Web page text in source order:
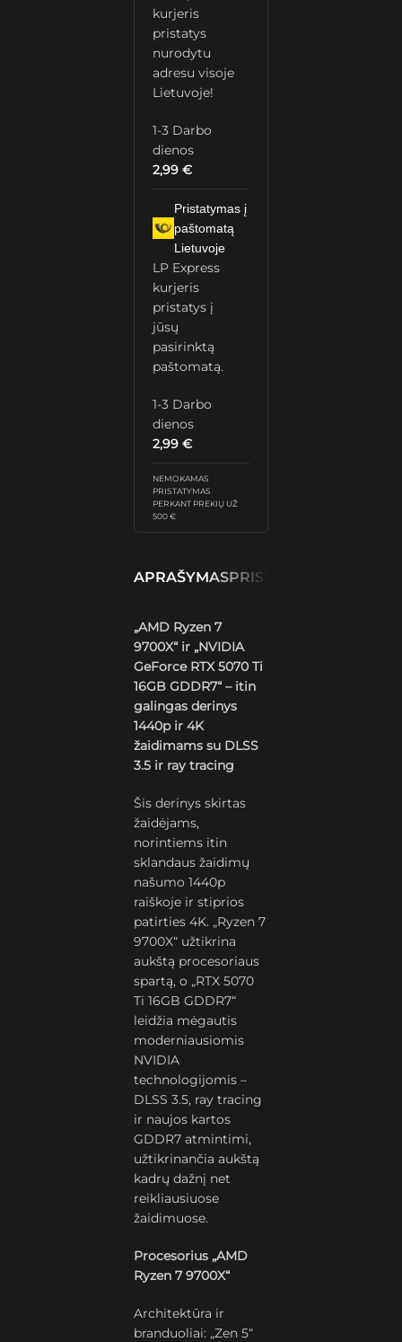
kurjeris
pristatys
nurodytu
adresu visoje
Lietuvoje!
1-3 Darbo
dienos
2,99€
Pristatymas į
paštomatą
Lietuvoje
LP Express
kurjeris
pristatys į
jūsų
pasirinktą
paštomatą.
1-3 Darbo
dienos
2,99€
NEMOKAMAS
PRISTATYMAS
PERKANT PREKIŲ UŽ
500 €
APRAŠYMASPRISTATYMAS IR
„AMD Ryzen 7
9700X“ ir „NVIDIA
GeForce RTX 5070 Ti
16GB GDDR7“ – itin
galingas derinys
1440p ir 4K
žaidimams su DLSS
3.5 ir ray tracing
Šis derinys skirtas
žaidėjams,
norintiems itin
sklandaus žaidimų
našumo 1440p
raiškoje ir stiprios
patirties 4K. „Ryzen 7
9700X“ užtikrina
aukštą procesoriaus
spartą, o „RTX 5070
Ti 16GB GDDR7“
leidžia mėgautis
moderniausiomis
NVIDIA
technologijomis –
DLSS 3.5, ray tracing
ir naujos kartos
GDDR7 atmintimi,
užtikrinančia aukštą
kadrų dažnį net
reikliausiuose
žaidimuose.
Procesorius „AMD
Ryzen 7 9700X“
Architektūra ir
branduoliai: „Zen 5“